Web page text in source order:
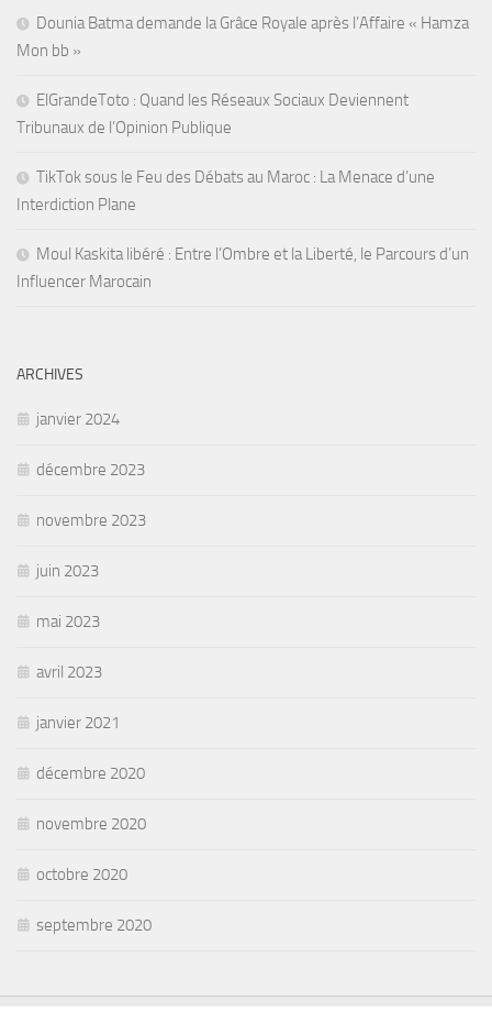
Dounia Batma demande la Grâce Royale après l’Affaire « Hamza
Mon bb »
ElGrandeToto : Quand les Réseaux Sociaux Deviennent
Tribunaux de l’Opinion Publique
TikTok sous le Feu des Débats au Maroc : La Menace d’une
Interdiction Plane
Moul Kaskita libéré : Entre l’Ombre et la Liberté, le Parcours d’un
Influencer Marocain
ARCHIVES
janvier 2024
décembre 2023
novembre 2023
juin 2023
mai 2023
avril 2023
janvier 2021
décembre 2020
novembre 2020
octobre 2020
septembre 2020